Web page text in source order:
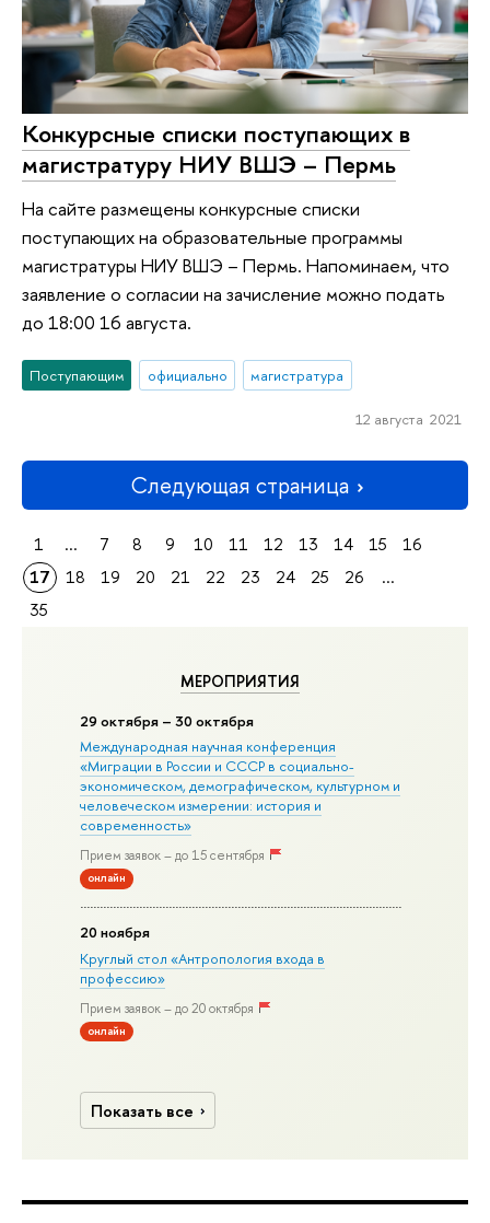
МЕРОПРИЯТИЯ
29 октября – 30 октября
Международная научная конференция
«Миграции в Росcии и СССР в социально-
экономическом, демографическом, культурном и
человеческом измерении: история и
современность»
Прием заявок – до 15 сентября
онлайн
20 ноября
Круглый стол «Антропология входа в
профессию»
Прием заявок – до 20 октября
онлайн
Показать все
Конкурсные списки поступающих в
магистратуру НИУ ВШЭ – Пермь
На сайте размещены конкурсные списки
поступающих на образовательные программы
магистратуры НИУ ВШЭ – Пермь. Напоминаем, что
заявление о согласии на зачисление можно подать
до 18:00 16 августа.
Поступающим официально магистратура
12 августа 2021
Следующая страница
1 ... 7 8 9 10 11 12 13 14 15
16
17
18 19 20 21 22 23 24 25 26
...
35